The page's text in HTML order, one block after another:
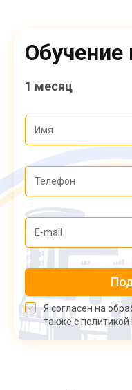
Обучение
1 месяц
Я согласен на
также с